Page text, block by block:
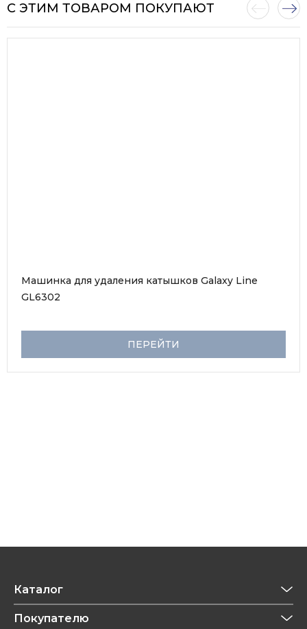
С ЭТИМ ТОВАРОМ ПОКУПАЮТ
Машинка для удаления катышков Galaxy Line
GL6302
ПЕРЕЙТИ
Каталог
Приготовление напитков
Покупателю